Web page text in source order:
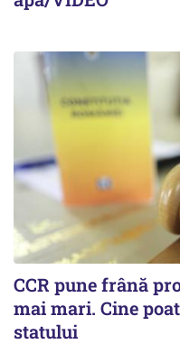
CCR pune frână
mai mari. Cine
statului